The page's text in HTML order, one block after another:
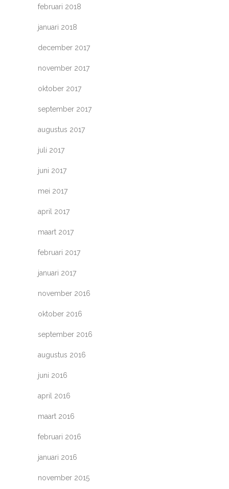
februari 2018
januari 2018
december 2017
november 2017
oktober 2017
september 2017
augustus 2017
juli 2017
juni 2017
mei 2017
april 2017
maart 2017
februari 2017
januari 2017
november 2016
oktober 2016
september 2016
augustus 2016
juni 2016
april 2016
maart 2016
februari 2016
januari 2016
november 2015